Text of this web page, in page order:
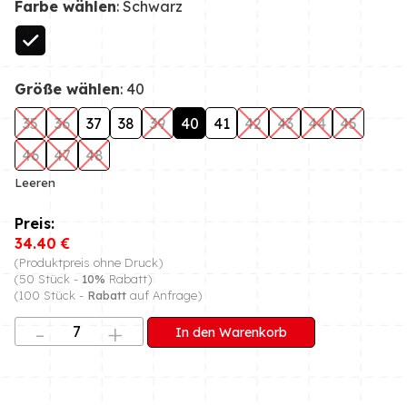
Farbe wählen: Schwarz
Größe wählen: 40
35
36 37 38 39 40 41 42 43 44
45
46
47 48
Leeren
34.40€
(Produktpreis ohne Druck)
(50 Stück - 10% Rabatt)
(100 Stück - Rabatt auf Anfrage)
In den Warenkorb